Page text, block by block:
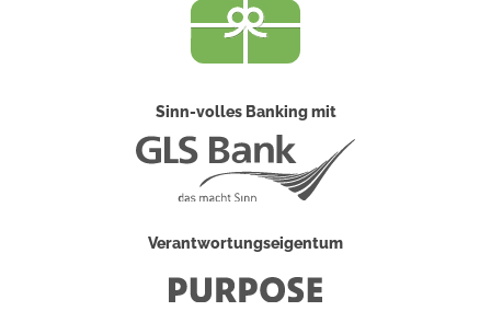
Sinn-volles Banking mit
Verantwortungseigentum